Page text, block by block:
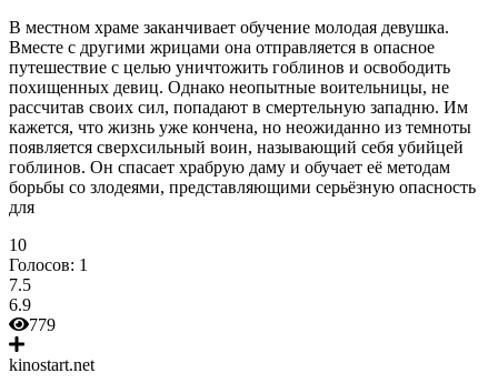
В местном храме заканчивает обучение молодая девушка.
Вместе с другими жрицами она отправляется в опасное
путешествие с целью уничтожить гоблинов и освободить
похищенных девиц. Однако неопытные воительницы, не
рассчитав своих сил, попадают в смертельную западню. Им
кажется, что жизнь уже кончена, но неожиданно из темноты
появляется сверхсильный воин, называющий себя убийцей
гоблинов. Он спасает храбрую даму и обучает её методам
борьбы со злодеями, представляющими серьёзную опасность
для
10
Голосов: 1
7.5
6.9
779
kinostart.net